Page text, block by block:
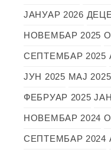
ЈАНУАР 2026
НОВЕМБАР 2025
СЕПТЕМБАР 2025
ЈУН 2025 МАЈ 2025
ФЕБРУАР 2025
НОВЕМБАР 2024
СЕПТЕМБАР 2024